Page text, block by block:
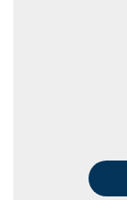
ンのスーツを製作。
て、多くのブランド
シップスは、この"
「Southwick」を継
※こちらの商品は、
クスが乾燥したもの
拭きとれば取れる